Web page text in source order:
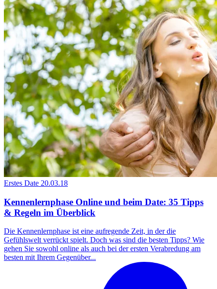
Erstes Date 20.03.18
Kennenlernphase Online und beim Date: 35 Tipps
& Regeln im Überblick
Die Kennenlernphase ist eine aufregende Zeit, in der die
Gefühlswelt verrückt spielt. Doch was sind die besten Tipps? Wie
gehen Sie sowohl online als auch bei der ersten Verabredung am
besten mit Ihrem Gegenüber...